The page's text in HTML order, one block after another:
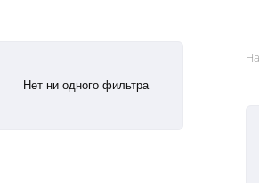
Нет ни одного фильтра